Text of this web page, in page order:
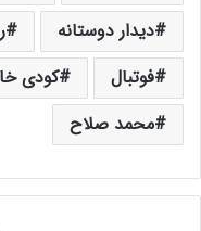
دیدار دوستانه
فوتبال
کودی
محمد صلاح